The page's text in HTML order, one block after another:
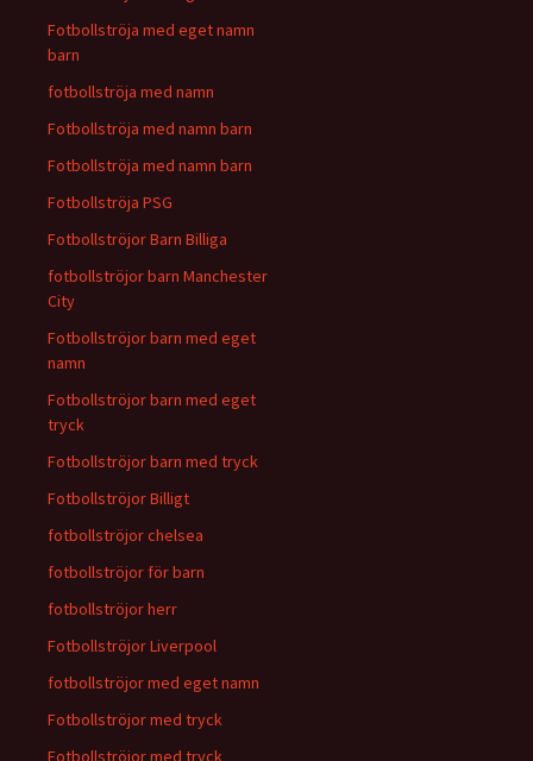
Fotbollströja med eget namn
barn
fotbollströja med namn
Fotbollströja med namn barn
Fotbollströja med namn barn
Fotbollströja PSG
Fotbollströjor Barn Billiga
fotbollströjor barn Manchester
City
Fotbollströjor barn med eget
namn
Fotbollströjor barn med eget
tryck
Fotbollströjor barn med tryck
Fotbollströjor Billigt
fotbollströjor chelsea
fotbollströjor för barn
fotbollströjor herr
Fotbollströjor Liverpool
fotbollströjor med eget namn
Fotbollströjor med tryck
Fotbollströjor med tryck